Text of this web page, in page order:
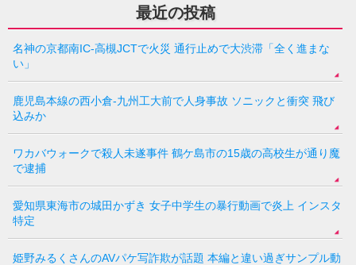
最近の投稿
名神の京都南IC-高槻JCTで火災 通行止めで大渋滞「全く進まな
い」
鹿児島本線の西小倉-九州工大前で人身事故 ソニックと衝突 飛び
込みか
ワカバウォークで殺人未遂事件 鶴ケ島市の15歳の高校生が通り魔
で逮捕
愛知県東海市の城田かずき 女子中学生の暴行動画で炎上 インスタ
特定
姫野みるくさんのAVパケ写詐欺が話題 本編と違い過ぎサンプル動